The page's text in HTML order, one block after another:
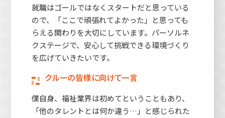
就職はゴールではなくスタートだと思っている
ので、「ここで頑張れてよかった」と思っても
らえる関わりを大切にしています。パーソルネ
クステージで、安心して挑戦できる環境づくり
を広げていきたいです。
クルーの皆様に向けて一言
僕自身、福祉業界は初めてということもあり、
「他のタレントとは何か違う…」と感じられた